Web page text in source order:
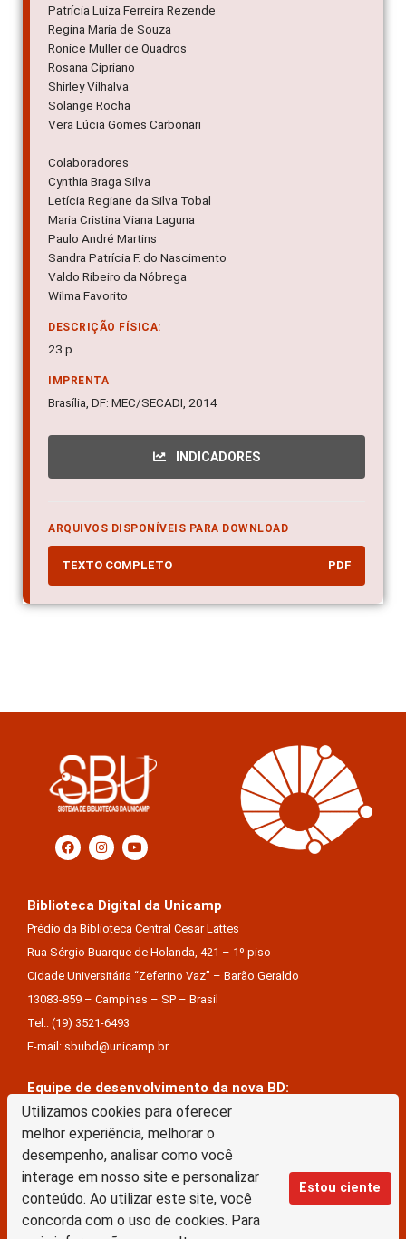
Utilizamos cookies para oferecer
melhor experiência, melhorar o
desempenho, analisar como você
interage em nosso site e personalizar
conteúdo. Ao utilizar este site, você
concorda com o uso de cookies. Para
Estou ciente
Patrícia Luiza Ferreira Rezende
Regina Maria de Souza
Ronice Muller de Quadros
Rosana Cipriano
Shirley Vilhalva
Solange Rocha
Vera Lúcia Gomes Carbonari
Colaboradores
Cynthia Braga Silva
Letícia Regiane da Silva Tobal
Maria Cristina Viana Laguna
Paulo André Martins
Sandra Patrícia F. do Nascimento
Valdo Ribeiro da Nóbrega
Wilma Favorito
DESCRIÇÃO FÍSICA:
23 p.
IMPRENTA
Brasília, DF: MEC/SECADI, 2014
INDICADORES
ARQUIVOS DISPONÍVEIS PARA DOWNLOAD
TEXTO COMPLETO PDF
Biblioteca Digital da Unicamp
Prédio da Biblioteca Central Cesar Lattes
Rua Sérgio Buarque de Holanda, 421 – 1º piso
Cidade Universitária “Zeferino Vaz” – Barão Geraldo
13083-859 – Campinas – SP – Brasil
Tel.: (19) 3521-6493
E-mail: sbubd@unicamp.br
Equipe de desenvolvimento da nova BD:
Keite Aparecida Duarte
Márcio Vinícius De Jesus Almeida
Saul Victor De Castro E Silva
A Biblioteca Digital da Unicamp está licenciado com uma Licença Creative Commons –
Atribuição Sem Derivações 4.0 Internacional